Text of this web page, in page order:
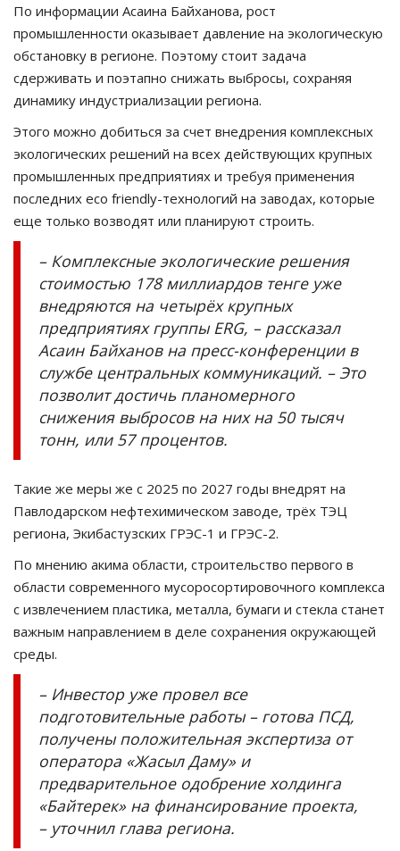
Қазақша Русский
По информации Асаина Байханова, рост
промышленности оказывает давление на экологическую
обстановку в регионе. Поэтому стоит задача
сдерживать и поэтапно снижать выбросы, сохраняя
динамику индустриализации региона.
Этого можно добиться за счет внедрения комплексных
экологических решений на всех действующих крупных
промышленных предприятиях и требуя применения
последних eco friendly-технологий на заводах, которые
еще только возводят или планируют строить.
– Комплексные экологические решения
стоимостью 178 миллиардов тенге уже
внедряются на четырёх крупных
предприятиях группы ERG, – рассказал
Асаин Байханов на пресс-конференции в
службе центральных коммуникаций. – Это
позволит достичь планомерного
снижения выбросов на них на 50 тысяч
тонн, или 57 процентов.
Такие же меры же с 2025 по 2027 годы внедрят на
Павлодарском нефтехимическом заводе, трёх ТЭЦ
региона, Экибастузских ГРЭС-1 и ГРЭС-2.
По мнению акима области, строительство первого в
области современного мусоросортировочного комплекса
с извлечением пластика, металла, бумаги и стекла станет
важным направлением в деле сохранения окружающей
среды.
– Инвестор уже провел все
подготовительные работы – готова ПСД,
получены положительная экспертиза от
оператора «Жасыл Даму» и
предварительное одобрение холдинга
«Байтерек» на финансирование проекта,
– уточнил глава региона.